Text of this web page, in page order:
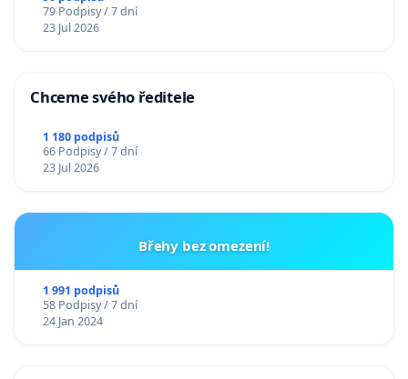
79 Podpisy / 7 dní
23 Jul 2026
Chceme svého ředitele
1 180 podpisů
66 Podpisy / 7 dní
23 Jul 2026
Břehy bez omezení!
1 991 podpisů
58 Podpisy / 7 dní
24 Jan 2024